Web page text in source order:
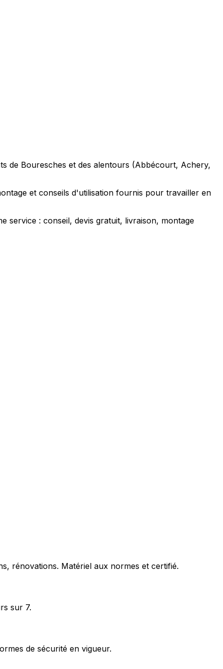
de Bouresches et des alentours (Abbécourt, Achery,
et conseils d'utilisation fournis pour travailler en
service : conseil, devis gratuit, livraison, montage
rénovations. Matériel aux normes et certifié.
sur 7.
de sécurité en vigueur.